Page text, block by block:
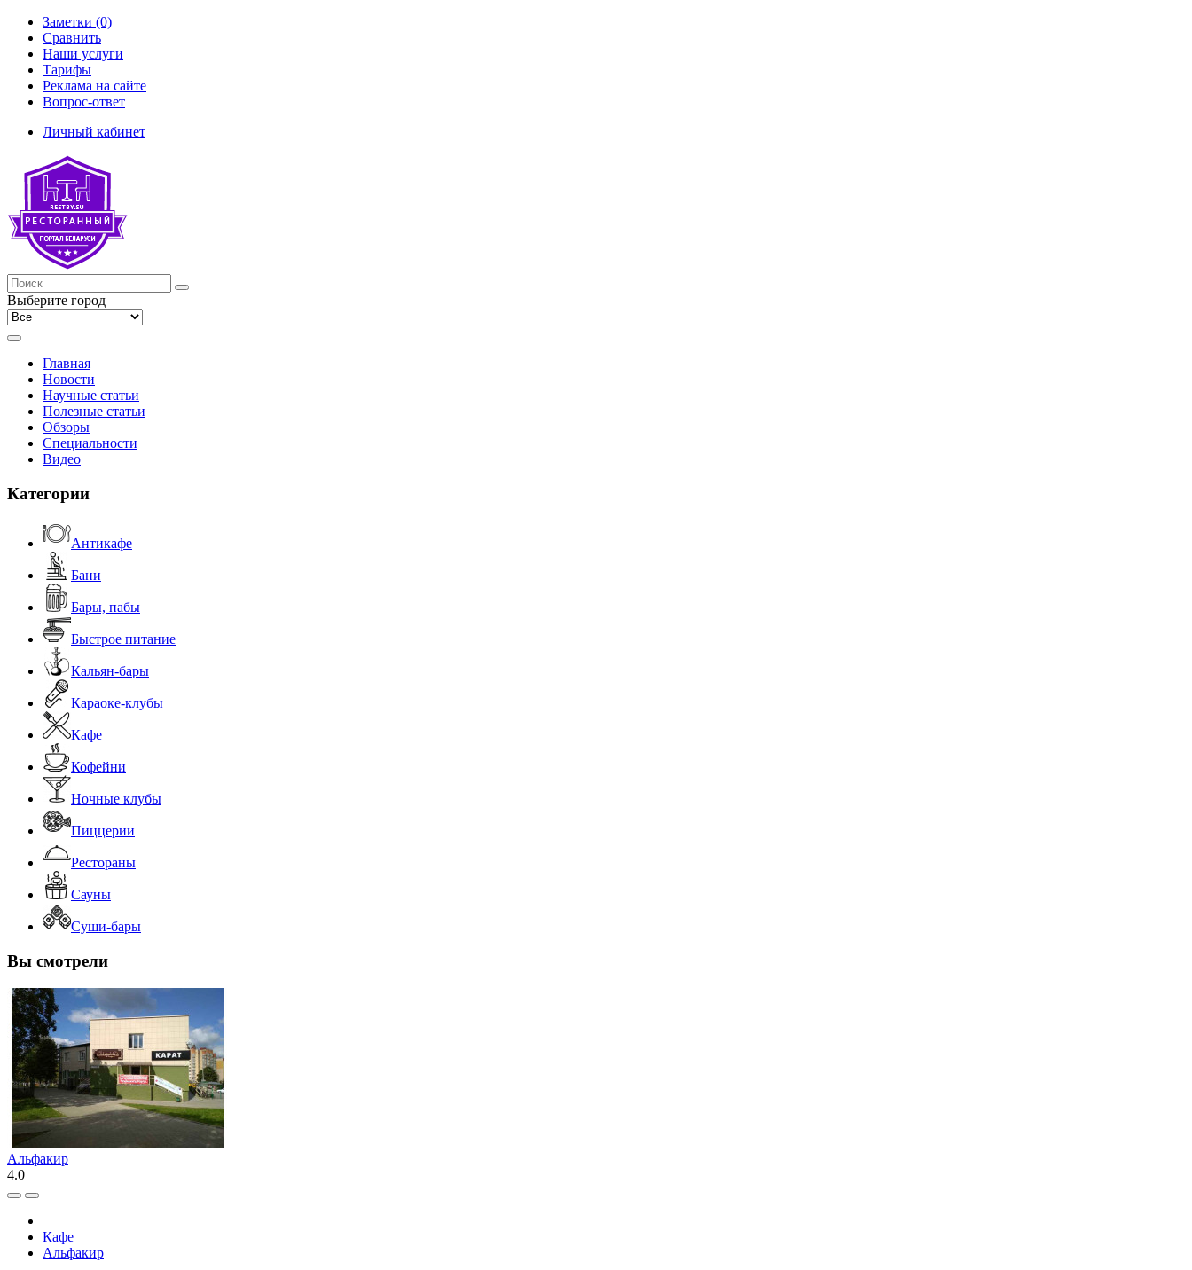
Заметки (0)
Сравнить
Наши услуги
Тарифы
Реклама на сайте
Вопрос-ответ
Личный кабинет
Выберите город
Главная
Новости
Научные статьи
Полезные статьи
Обзоры
Специальности
Видео
Категории
Антикафе
Бани
Бары, пабы
Быстрое питание
Кальян-бары
Караоке-клубы
Кафе
Кофейни
Ночные клубы
Пиццерии
Рестораны
Сауны
Суши-бары
Вы смотрели
Альфакир
4.0
Кафе
Альфакир